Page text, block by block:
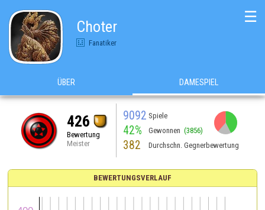
Choter
Fanatiker
☰
ÜBER DAMESPIEL
426
Bewertung
Meister
9092 Spiele
42% Gewonnen (3856)
382 Durchschn. Gegnerbewertung
BEWERTUNGSVERLAUF